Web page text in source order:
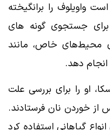
واویلوف را برانگیخته
جستجوی گونه ‌های
محیط‌های خاص، مانند
دهد.
او را برای بررسی علت
خوردن نان فرستادند.